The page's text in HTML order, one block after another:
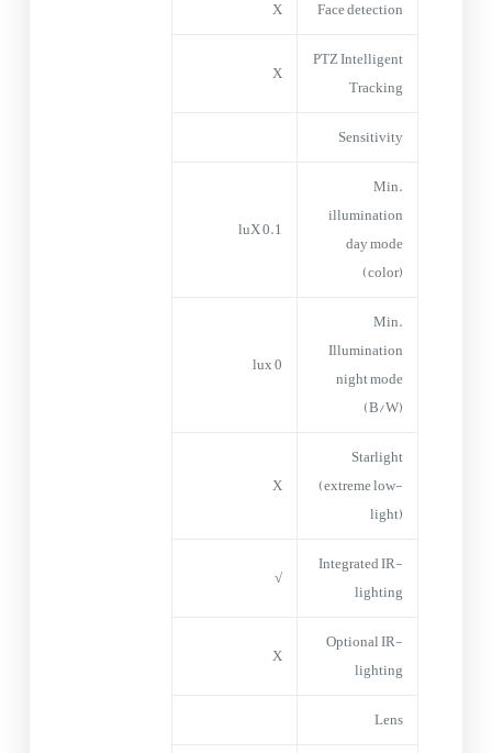
Face detection
X
PTZ Intelligent
Tracking
X
Sensitivity
Min.
illumination
day mode
(color)
0.1 luX
Min.
Illumination
night mode
(B/W)
0 lux
Starlight
(extreme low-
light)
X
Integrated IR-
lighting
√
Optional IR-
lighting
X
Lens